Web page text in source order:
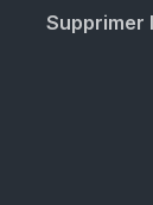
Supprimer